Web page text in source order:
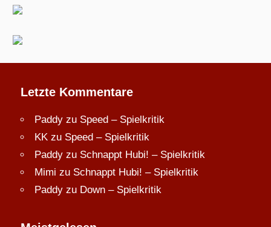
Letzte Kommentare
Paddy zu Speed – Spielkritik
KK zu Speed – Spielkritik
Paddy zu Schnappt Hubi! – Spielkritik
Mimi zu Schnappt Hubi! – Spielkritik
Paddy zu Down – Spielkritik